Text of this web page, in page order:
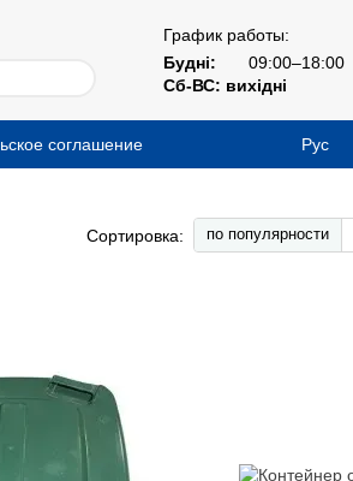
График работы:
Будні:
09:00–18:00
Сб-ВС: вихідні
соглашение
Рус
Сортировка: по популярности